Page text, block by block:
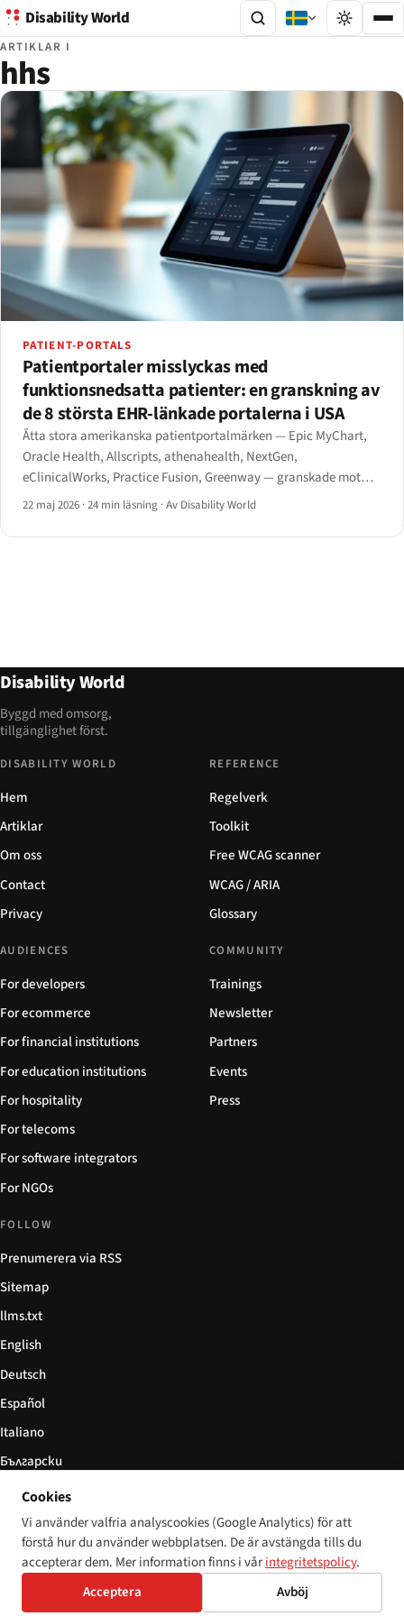
Disability World
ARTIKLAR I
hhs
PATIENT-PORTALS
Patientportaler misslyckas med
funktionsnedsatta patienter: en granskning av
de 8 största EHR-länkade portalerna i USA
Åtta stora amerikanska patientportalmärken — Epic MyChart,
Oracle Health, Allscripts, athenahealth, NextGen,
eClinicalWorks, Practice Fusion, Greenway — granskade mot
WCAG 2.1 AA och HHS Section 504-slutregeln från maj 2024.
22 maj 2026 ·24 min läsning ·Av Disability World
Disability World
Byggd med omsorg,
tillgänglighet först.
DISABILITY WORLD
Hem
Artiklar
Om oss
Contact
Privacy
REFERENCE
Regelverk
Toolkit
Free WCAG scanner
WCAG / ARIA
Glossary
AUDIENCES
For developers
For ecommerce
For financial institutions
For education institutions
For hospitality
For telecoms
For software integrators
For NGOs
COMMUNITY
Trainings
Newsletter
Partners
Events
Press
FOLLOW
Prenumerera via RSS
Sitemap
llms.txt
English
Deutsch
Español
Italiano
Български
简体中文
© 2026 Disability World. Alla rättigheter förbehållna. Cookie settings
DeutschEspañol 简体中文Polski
Cookies
Vi använder valfria analyscookies (Google Analytics) för att
förstå hur du använder webbplatsen. De är avstängda tills du
accepterar dem. Mer information finns i vårintegritetspolicy.
Acceptera
Avböj